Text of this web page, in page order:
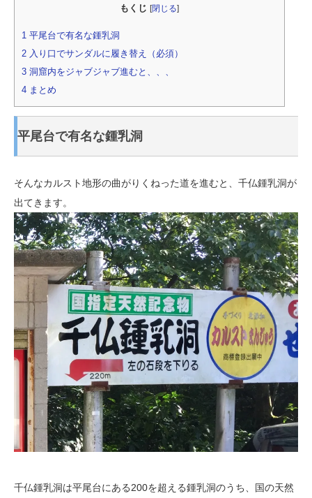
もくじ [閉じる]
1 平尾台で有名な鍾乳洞
2 入り口でサンダルに履き替え（必須）
3 洞窟内をジャブジャブ進むと、、、
4 まとめ
平尾台で有名な鍾乳洞
そんなカルスト地形の曲がりくねった道を進むと、千仏鍾乳洞が
出てきます。
千仏鍾乳洞は平尾台にある200を超える鍾乳洞のうち、国の天然